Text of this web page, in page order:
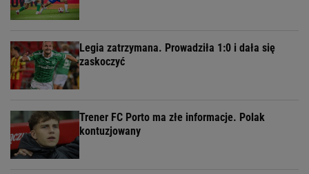
Legia zatrzymana. Prowadziła 1:0 i dała się
zaskoczyć
Trener FC Porto ma złe informacje. Polak
kontuzjowany